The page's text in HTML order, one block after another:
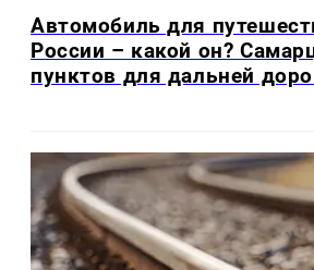
Автомобиль для
России – какой он?
пунктов для дальней